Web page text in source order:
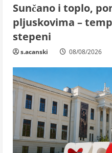
Sunčano i toplo,
pljuskovima –
stepeni
s.acanski 08/08/2026